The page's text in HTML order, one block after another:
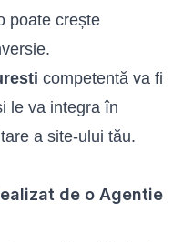
poate crește
competentă va fi
le va integra în
a site-ului tău.
de o Agentie